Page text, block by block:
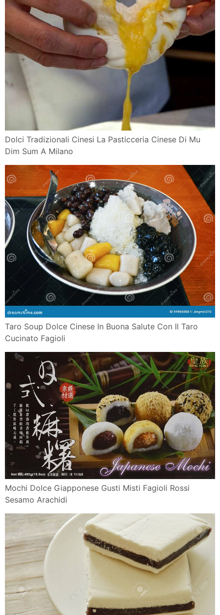
Dolci Tradizionali Cinesi La Pasticceria Cinese Di Mu
Dim Sum A Milano
Taro Soup Dolce Cinese In Buona Salute Con Il Taro
Cucinato Fagioli
Mochi Dolce Giapponese Gusti Misti Fagioli Rossi
Sesamo Arachidi